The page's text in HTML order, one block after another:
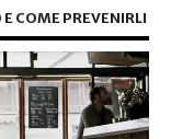
COME PREVENIRLI